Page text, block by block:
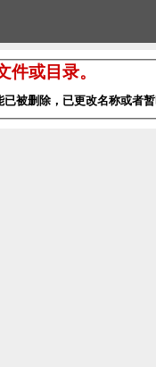
件或目录。
被删除，已更改名称或者暂